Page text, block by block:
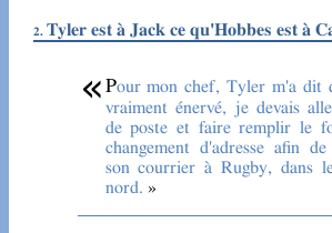
Tyler est à Jack ce qu'Hobbes est à
Pour mon chef, Tyler m'a dit que si j'étais
vraiment énervé, je devais
de poste et faire remplir le
changement d'adresse afin
son courrier à Rugby, dans
nord.